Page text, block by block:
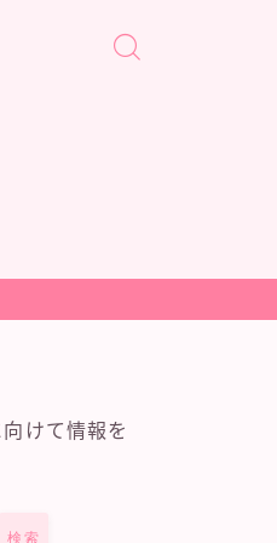
けて情報を
検索